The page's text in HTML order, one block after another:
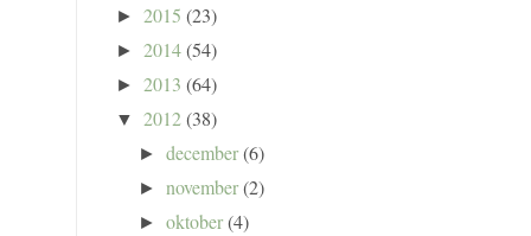
► 2015 (23)
► 2014(54)
► 2013 (64)
▼ 2012(38)
►december(6)
►november(2)
►oktober(4)